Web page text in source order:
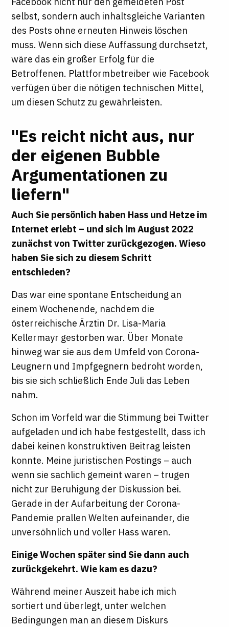
selbst, sondern auch inhaltsgleiche Varianten
des Posts ohne erneuten Hinweis löschen
muss. Wenn sich diese Auffassung durchsetzt,
wäre das ein großer Erfolg für die
Betroffenen. Plattformbetreiber wie Facebook
verfügen über die nötigen technischen Mittel,
um diesen Schutz zu gewährleisten.
"Es reicht nicht aus, nur
der eigenen Bubble
Argumentationen zu
liefern"
Auch Sie persönlich haben Hass und Hetze im
Internet erlebt – und sich im August 2022
zunächst von Twitter zurückgezogen. Wieso
haben Sie sich zu diesem Schritt
entschieden?
Das war eine spontane Entscheidung an
einem Wochenende, nachdem die
österreichische Ärztin Dr. Lisa-Maria
Kellermayr gestorben war. Über Monate
hinweg war sie aus dem Umfeld von Corona-
Leugnern und Impfgegnern bedroht worden,
bis sie sich schließlich Ende Juli das Leben
nahm.
Schon im Vorfeld war die Stimmung bei Twitter
aufgeladen und ich habe festgestellt, dass ich
dabei keinen konstruktiven Beitrag leisten
konnte. Meine juristischen Postings – auch
wenn sie sachlich gemeint waren – trugen
nicht zur Beruhigung der Diskussion bei.
Gerade in der Aufarbeitung der Corona-
Pandemie prallen Welten aufeinander, die
unversöhnlich und voller Hass waren.
Einige Wochen später sind Sie dann auch
zurückgekehrt. Wie kam es dazu?
Während meiner Auszeit habe ich mich
sortiert und überlegt, unter welchen
Bedingungen man an diesem Diskurs